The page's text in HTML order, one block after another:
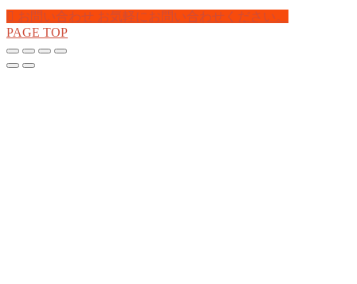
お問い合わせ お気軽にお問い合わせください。
PAGE TOP